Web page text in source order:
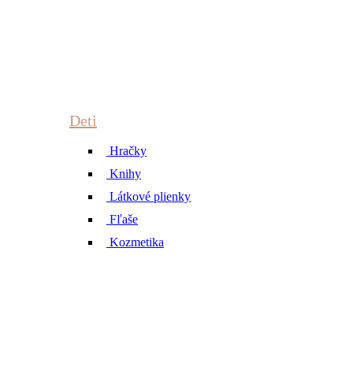
Deti
Hračky
Knihy
Látkové plienky
Fľaše
Kozmetika